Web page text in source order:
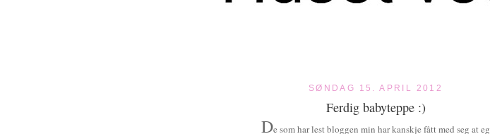
SØNDAG 15. APRIL 2012
Ferdig babyteppe :)
De som har lest bloggen min har kanskje fått med seg at eg